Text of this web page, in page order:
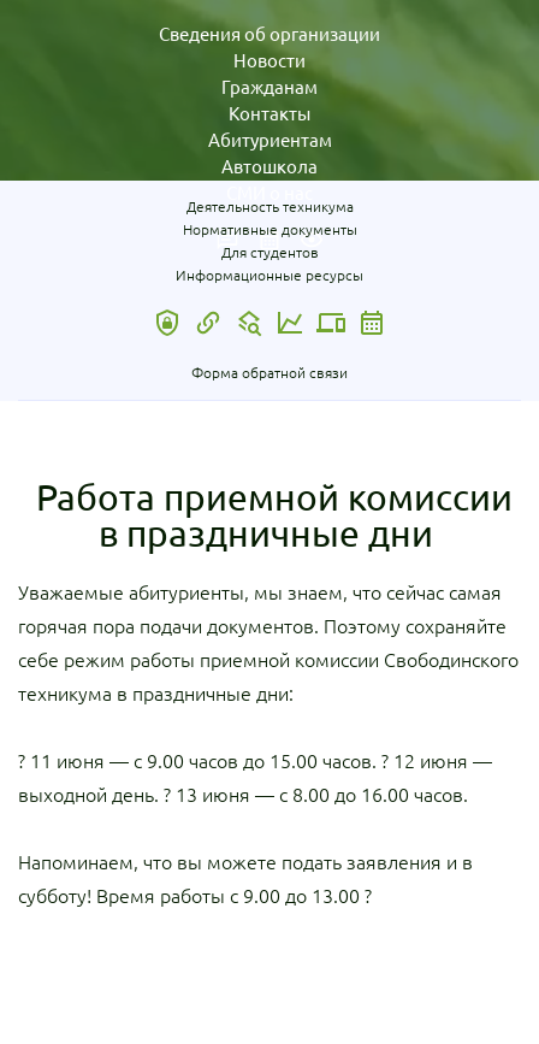
Сведения об организации
Новости
Гражданам
Контакты
Абитуриентам
Автошкола
Деятельность техникума
Нормативные документы
Для студентов
Информационные ресурсы
Форма обратной связи
Работа приемной комиссии
в праздничные дни
Уважаемые абитуриенты, мы знаем, что сейчас самая
горячая пора подачи документов. Поэтому сохраняйте
себе режим работы приемной комиссии Свободинского
техникума в праздничные дни:
? 11 июня — с 9.00 часов до 15.00 часов. ? 12 июня —
выходной день. ? 13 июня — с 8.00 до 16.00 часов.
Напоминаем, что вы можете подать заявления и в
субботу! Время работы с 9.00 до 13.00 ?